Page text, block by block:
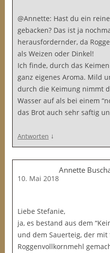
@Annette: Hast du ein
gebacken? Das ist ja
herausfordernder, da
als Weizen oder Dinkel!
Ich finde, durch das
ganz eigenes Aroma. Mild
durch die Keimung nimmt
Wasser auf als bei einem
das Brot auch sehr saftig
Antworten ↓
Annette
10. Mai 2018
Liebe Stefanie,
ja, es bestand aus dem
und dem Sauerteig, der
Roggenvollkornmehl